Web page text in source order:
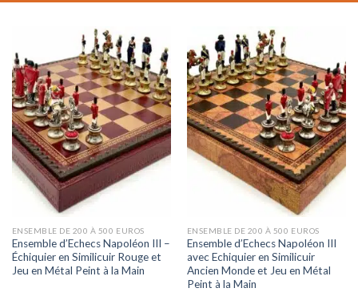
ENSEMBLE DE 200 À 500 EUROS
Ensemble d’Echecs Napoléon III –
Échiquier en Similicuir Rouge et
Jeu en Métal Peint à la Main
ENSEMBLE DE 200 À 500 EUROS
Ensemble d’Echecs Napoléon III
avec Echiquier en Similicuir
Ancien Monde et Jeu en Métal
Peint à la Main